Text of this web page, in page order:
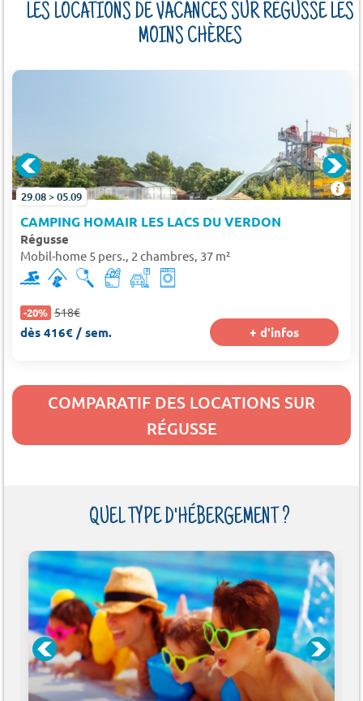
LES LOCATIONS DE VACANCES SUR RÉGUSSE LES
MOINS CHÈRES
29.08 > 05.09
CAMPING HOMAIR LES LACS DU VERDON
Régusse
Mobil-home 5 pers., 2 chambres, 37 m²
-20% 518€
dès 416€ / sem. + d'infos
COMPARATIF DES LOCATIONS SUR
RÉGUSSE
QUEL TYPE D'HÉBERGEMENT ?